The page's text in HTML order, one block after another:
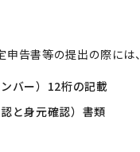
告書等の提出の際には、
バー）12桁の記載
と身元確認）書類